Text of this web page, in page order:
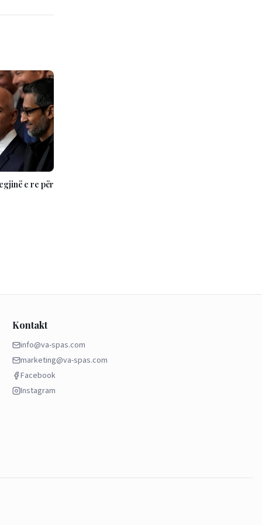
e re për
Kontakt
info@va-spas.com
marketing@va-spas.com
Facebook
Instagram